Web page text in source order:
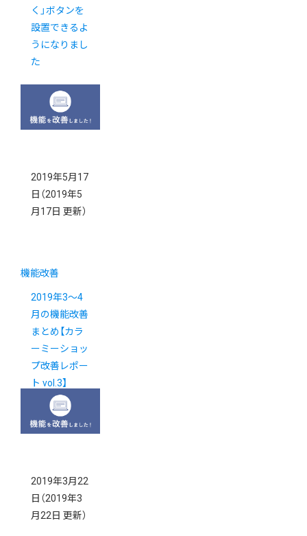
く」ボタンを
設置できるよ
うになりまし
た
2019年5月17
日 （2019年5
月17日 更新）
機能改善
2019年3～4
月の機能改善
まとめ【カラ
ーミーショッ
プ改善レポー
ト vol.3】
2019年3月22
日 （2019年3
月22日 更新）